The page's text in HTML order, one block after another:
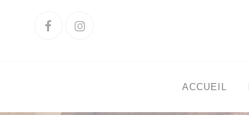
FacebookInstagram
ACCUEIL